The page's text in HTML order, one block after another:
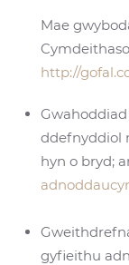
Mae
http://
ddefnyddiol
hyn o bryd;
gyfieithu